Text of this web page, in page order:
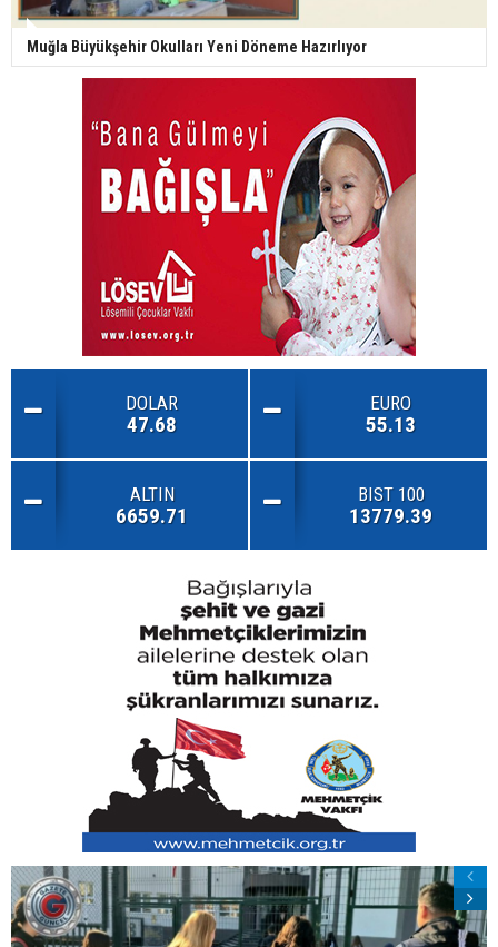
Muğla Büyükşehir Okulları Yeni Döneme Hazırlıyor
DOLAR
47.68
EURO
55.13
ALTIN
6659.71
BIST 100
13779.39